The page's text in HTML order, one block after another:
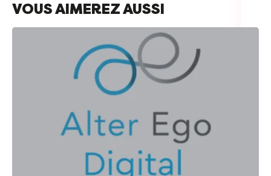
VOUS AIMEREZ AUSSI